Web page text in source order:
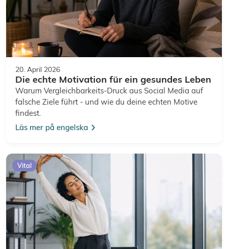
20. April 2026
Die echte Motivation für ein gesundes Leben
Warum Vergleichbarkeits-Druck aus Social Media auf
falsche Ziele führt - und wie du deine echten Motive
findest.
Läs mer på engelska
Vital